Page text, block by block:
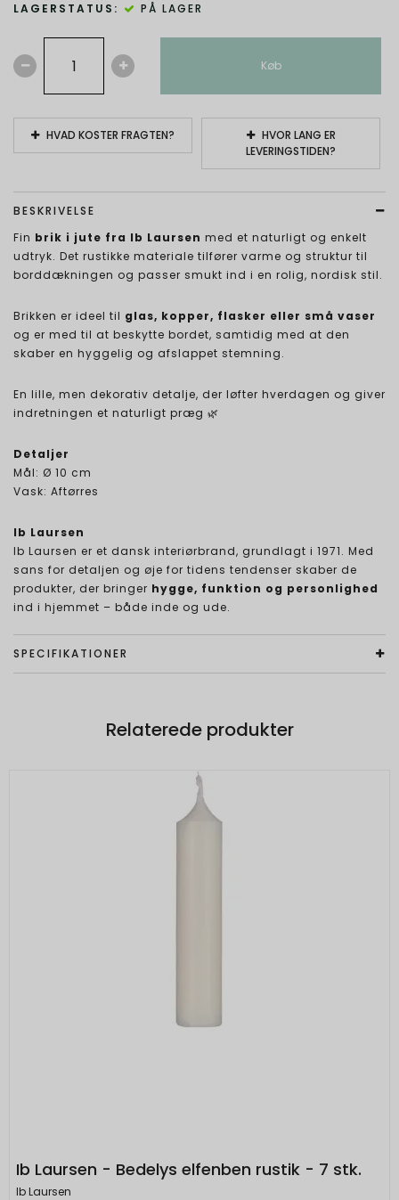
LAGERSTATUS: PÅ LAGER
Køb
HVAD KOSTER FRAGTEN?
HVOR LANG ER
LEVERINGSTIDEN?
BESKRIVELSE
Fin brik i jute fra Ib Laursen med et naturligt og enkelt
udtryk. Det rustikke materiale tilfører varme og struktur til
borddækningen og passer smukt ind i en rolig, nordisk stil.
Brikken er ideel til glas, kopper, flasker eller små vaser
og er med til at beskytte bordet, samtidig med at den
skaber en hyggelig og afslappet stemning.
En lille, men dekorativ detalje, der løfter hverdagen og giver
indretningen et naturligt præg 🌿
Detaljer
Mål: Ø 10 cm
Vask: Aftørres
Ib Laursen
Ib Laursen er et dansk interiørbrand, grundlagt i 1971. Med
sans for detaljen og øje for tidens tendenser skaber de
produkter, der bringer hygge, funktion og personlighed
ind i hjemmet – både inde og ude.
SPECIFIKATIONER
Relaterede produkter
Ib Laursen - Bedelys elfenben rustik - 7 stk.
Ib Laursen